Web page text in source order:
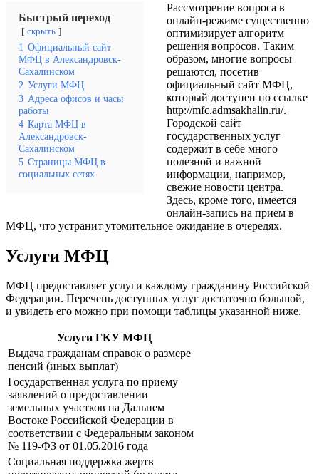
Быстрый переход
скрыть
1 Официальный сайт
МФЦ в Александровск-
Сахалинском
2 Услуги МФЦ
3 Адреса офисов и часы
работы
4 Карта МФЦ в
Александровск-
Сахалинском
5 Страницы МФЦ в
социальных сетях
Рассмотрение вопроса в
онлайн-режиме существенно
оптимизирует алгоритм
решения вопросов. Таким
образом, многие вопросы
решаются, посетив
официальный сайт МФЦ,
который доступен по ссылке
http://mfc.admsakhalin.ru/.
Городской сайт
государственных услуг
содержит в себе много
полезной и важной
информации, например,
свежие новости центра.
Здесь, кроме того, имеется
онлайн-запись на прием в
МФЦ, что устранит утомительное ожидание в очередях.
Услуги МФЦ
МФЦ предоставляет услуги каждому гражданину Российской
Федерации. Перечень доступных услуг достаточно большой,
и увидеть его можно при помощи таблицы указанной ниже.
Услуги ГКУ МФЦ
Выдача гражданам справок о размере
пенсий (иных выплат)
Государственная услуга по приему
заявлений о предоставлении
земельных участков на Дальнем
Востоке Российской Федерации в
соответствии с Федеральным законом
№ 119-ФЗ от 01.05.2016 года
Социальная поддержка жертв